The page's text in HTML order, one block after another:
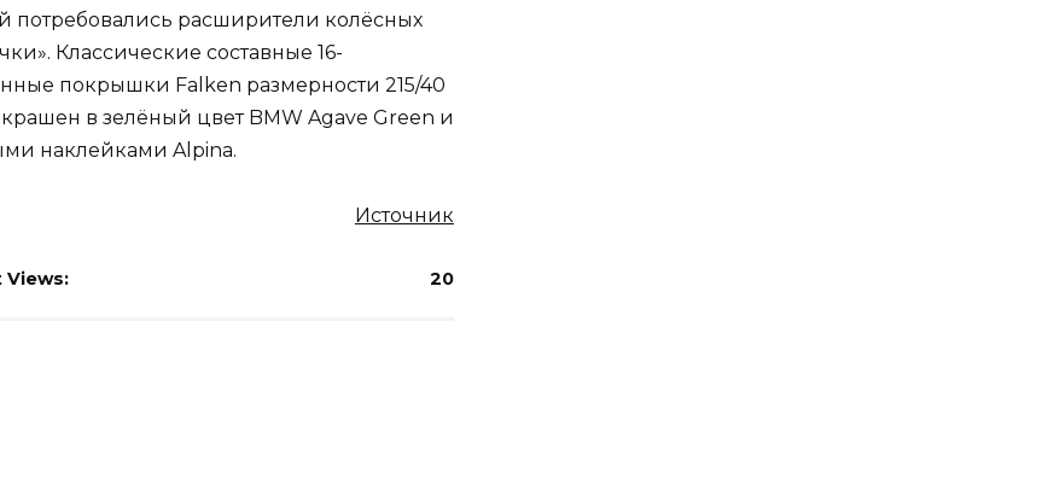
потребовались расширители колёсных
Классические составные 16-
покрышки Falken размерности 215/40
в зелёный цвет BMW Agave Green и
наклейками Alpina.
Источник
Views: 20